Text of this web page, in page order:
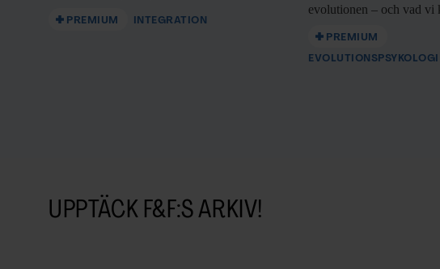
PREMIUM INTEGRATION
evolutionen – och vad vi
PREMIUM
EVOLUTIONSPSYKOLOGI
UPPTÄCK F&F:S ARKIV!